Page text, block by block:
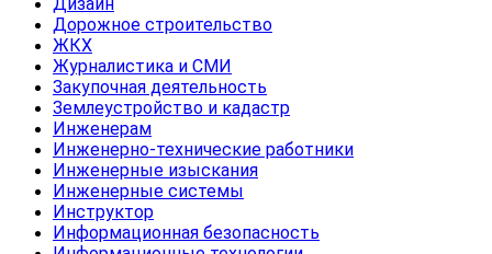
Дорожное строительство
ЖКХ
Журналистика и СМИ
Закупочная деятельность
Землеустройство и кадастр
Инженерам
Инженерно-технические работники
Инженерные изыскания
Инженерные системы
Инструктор
Информационная безопасность